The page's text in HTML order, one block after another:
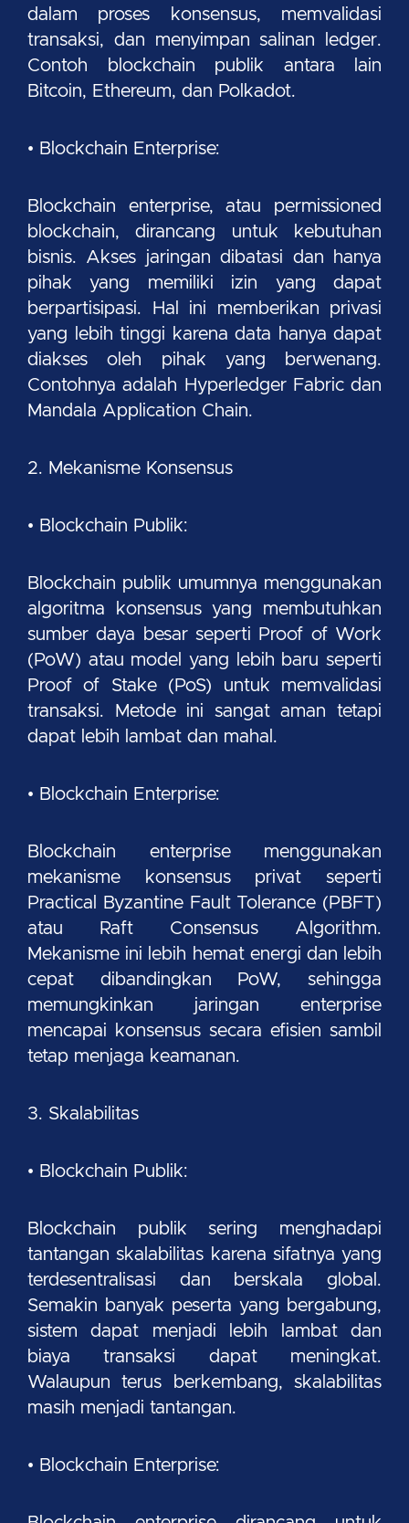
dalam proses konsensus, memvalidasi
transaksi, dan menyimpan salinan ledger.
Contoh blockchain publik antara lain
Bitcoin, Ethereum, dan Polkadot.
• Blockchain Enterprise:
Blockchain enterprise, atau permissioned
blockchain, dirancang untuk kebutuhan
bisnis. Akses jaringan dibatasi dan hanya
pihak yang memiliki izin yang dapat
berpartisipasi. Hal ini memberikan privasi
yang lebih tinggi karena data hanya dapat
diakses oleh pihak yang berwenang.
Contohnya adalah Hyperledger Fabric dan
Mandala Application Chain.
2. Mekanisme Konsensus
• Blockchain Publik:
Blockchain publik umumnya menggunakan
algoritma konsensus yang membutuhkan
sumber daya besar seperti Proof of Work
(PoW) atau model yang lebih baru seperti
Proof of Stake (PoS) untuk memvalidasi
transaksi. Metode ini sangat aman tetapi
dapat lebih lambat dan mahal.
• Blockchain Enterprise:
Blockchain enterprise menggunakan
mekanisme konsensus privat seperti
Practical Byzantine Fault Tolerance (PBFT)
atau Raft Consensus Algorithm.
Mekanisme ini lebih hemat energi dan lebih
cepat dibandingkan PoW, sehingga
memungkinkan jaringan enterprise
mencapai konsensus secara efisien sambil
tetap menjaga keamanan.
3. Skalabilitas
• Blockchain Publik:
Blockchain publik sering menghadapi
tantangan skalabilitas karena sifatnya yang
terdesentralisasi dan berskala global.
Semakin banyak peserta yang bergabung,
sistem dapat menjadi lebih lambat dan
biaya transaksi dapat meningkat.
Walaupun terus berkembang, skalabilitas
masih menjadi tantangan.
• Blockchain Enterprise: